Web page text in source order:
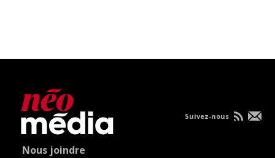
Nous joindre
Suivez-nous